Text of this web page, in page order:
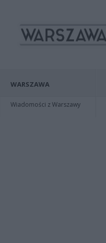
WARSZAWA
Wiadomości z Warszawy